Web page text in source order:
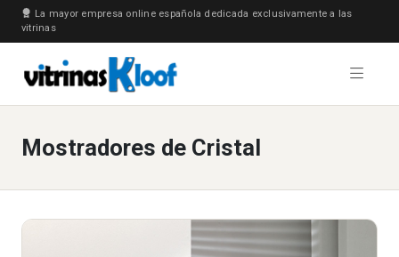
La mayor empresa online española dedicada exclusivamente a las
vitrinas
Mostradores de Cristal